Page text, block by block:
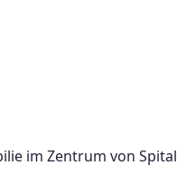
im Zentrum von Spital